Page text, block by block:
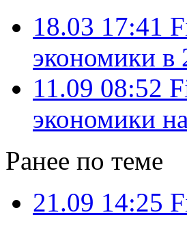
18.03 17:41
экономики в
11.09 08:52
экономики
Ранее по теме
21.09 14:25